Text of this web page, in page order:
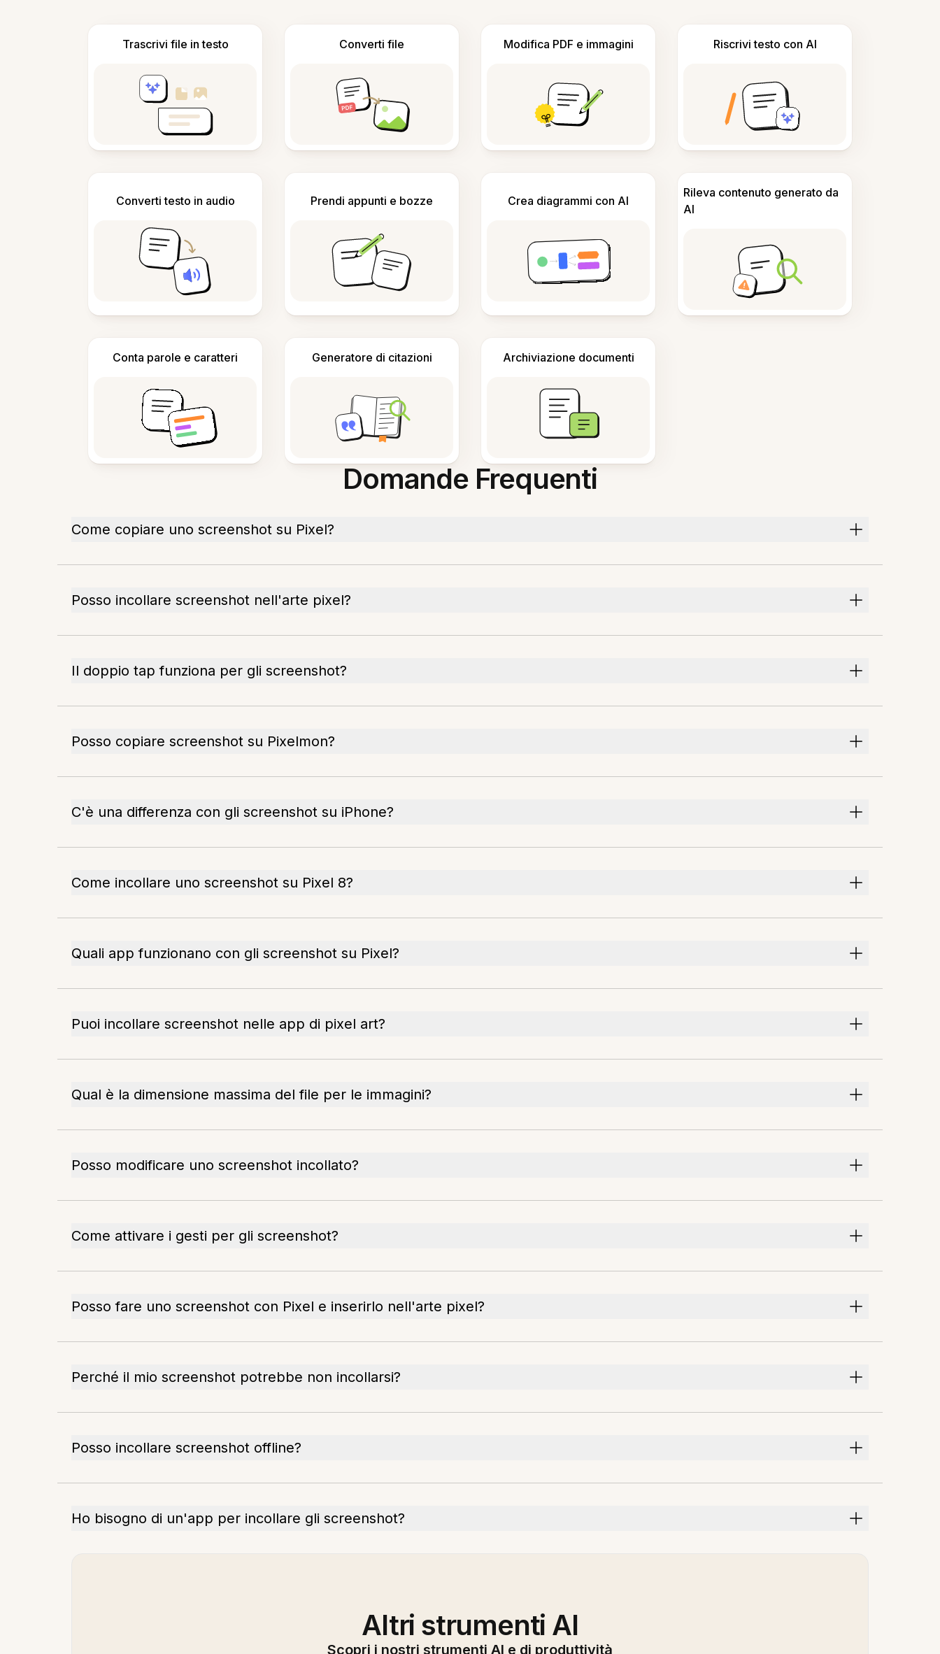
Trascrivi file in testo Converti file Modifica PDF e immagini Riscrivi testo con AI
Converti testo in audio Prendi appunti e bozze Crea diagrammi con AI
Rileva contenuto generato da
AI
Conta parole e caratteri Generatore di citazioni Archiviazione documenti
Domande Frequenti
Come copiare uno screenshot su Pixel?
Posso incollare screenshot nell'arte pixel?
Il doppio tap funziona per gli screenshot?
Posso copiare screenshot su Pixelmon?
C'è una differenza con gli screenshot su iPhone?
Come incollare uno screenshot su Pixel 8?
Quali app funzionano con gli screenshot su Pixel?
Puoi incollare screenshot nelle app di pixel art?
Qual è la dimensione massima del file per le immagini?
Posso modificare uno screenshot incollato?
Come attivare i gesti per gli screenshot?
Posso fare uno screenshot con Pixel e inserirlo nell'arte pixel?
Perché il mio screenshot potrebbe non incollarsi?
Posso incollare screenshot offline?
Ho bisogno di un'app per incollare gli screenshot?
Altri strumenti AI
Scopri i nostri strumenti AI e di produttività